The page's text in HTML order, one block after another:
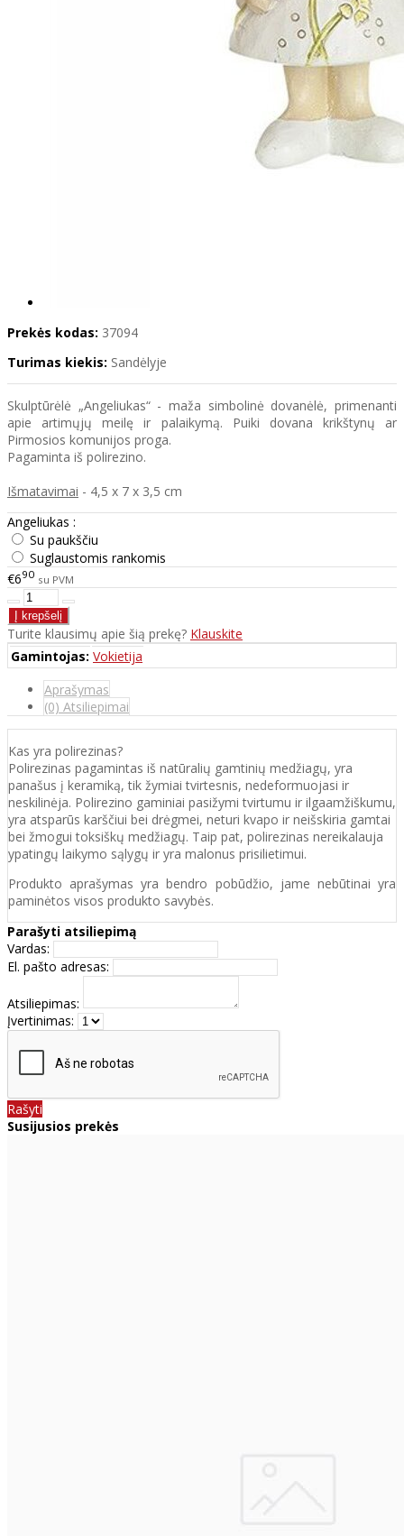
Prekės kodas: 37094
Turimas kiekis: Sandėlyje
Skulptūrėlė „Angeliukas“ - maža simbolinė dovanėlė, primenanti
apie artimųjų meilę ir palaikymą. Puiki dovana krikštynų ar
Pirmosios komunijos proga.
Pagaminta iš polirezino.
Išmatavimai - 4,5 x 7 x 3,5 cm
Angeliukas :
Su paukščiu
Suglaustomis rankomis
€690 su PVM
Turite klausimų apie šią prekę? Klauskite
Gamintojas: Vokietija
Aprašymas
(0) Atsiliepimai
Kas yra polirezinas?
Polirezinas pagamintas iš natūralių gamtinių medžiagų, yra
panašus į keramiką, tik žymiai tvirtesnis, nedeformuojasi ir
neskilinėja. Polirezino gaminiai pasižymi tvirtumu ir ilgaamžiškumu,
yra atsparūs karščiui bei drėgmei, neturi kvapo ir neišskiria gamtai
bei žmogui toksiškų medžiagų. Taip pat, polirezinas nereikalauja
ypatingų laikymo sąlygų ir yra malonus prisilietimui.
Produkto aprašymas yra bendro pobūdžio, jame nebūtinai yra
paminėtos visos produkto savybės.
Parašyti atsiliepimą
Vardas:
El. pašto adresas:
Atsiliepimas:
Įvertinimas:
Rašyti
Susijusios prekės